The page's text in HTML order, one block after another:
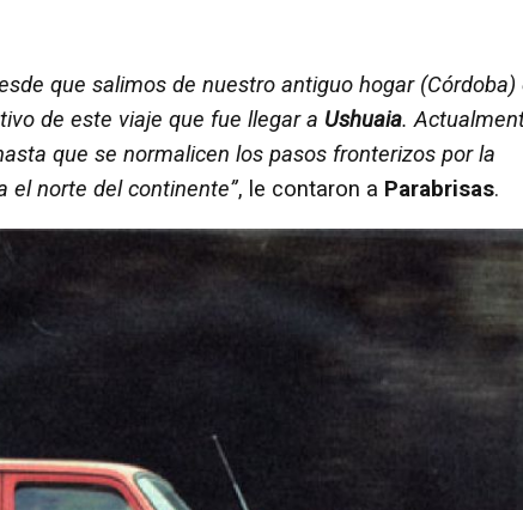
que salimos de nuestro antiguo hogar (Córdoba)
de este viaje que fue llegar a Ushuaia.
que se normalicen los pasos fronterizos por la
el norte del continente”, le contaron a Parabrisas.